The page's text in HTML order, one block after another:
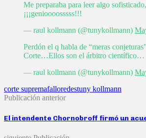
Me preparaba para leer algo
¡¡¡genioooosssss!!!
— raul kollmann (@tunykollmann)
Perdón el q habla de “meras
Corte…Ellos son el árbitro científico…
— raul kollmann (@tunykollmann)
corte supremafalloredestuny kollmann
Publicación anterior
El intendente Chornobroff firmó un